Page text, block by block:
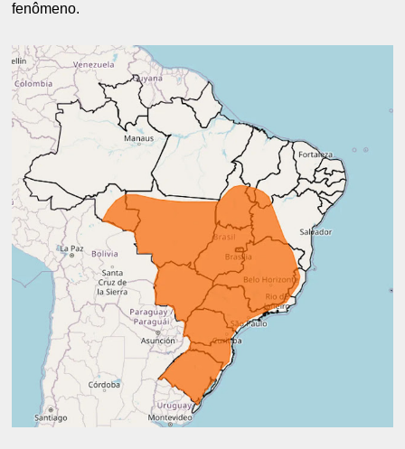
fenômeno.